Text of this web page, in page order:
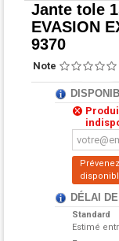
Jante tole
EVASION
9370
Note
DÉLAI
Standard
Estimé